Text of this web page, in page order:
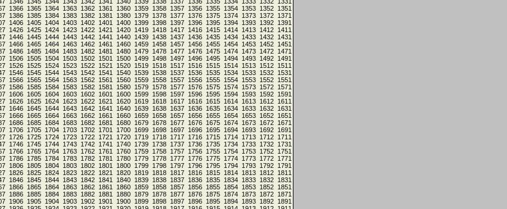
1351
1352
1353
1354
1355
1356
1357
1358
1359
1360
1361
1362
1363
1364
1365
1366
1371
1372
1373
1374
1375
1376
1377
1378
1379
1380
1381
1382
1383
1384
1385
1386
1391
1392
1393
1394
1395
1396
1397
1398
1399
1400
1401
1402
1403
1404
1405
1406
1411
1412
1413
1414
1415
1416
1417
1418
1419
1420
1421
1422
1423
1424
1425
1426
1431
1432
1433
1434
1435
1436
1437
1438
1439
1440
1441
1442
1443
1444
1445
1446
1451
1452
1453
1454
1455
1456
1457
1458
1459
1460
1461
1462
1463
1464
1465
1466
1471
1472
1473
1474
1475
1476
1477
1478
1479
1480
1481
1482
1483
1484
1485
1486
1491
1492
1493
1494
1495
1496
1497
1498
1499
1500
1501
1502
1503
1504
1505
1506
1511
1512
1513
1514
1515
1516
1517
1518
1519
1520
1521
1522
1523
1524
1525
1526
1531
1532
1533
1534
1535
1536
1537
1538
1539
1540
1541
1542
1543
1544
1545
1546
1551
1552
1553
1554
1555
1556
1557
1558
1559
1560
1561
1562
1563
1564
1565
1566
1571
1572
1573
1574
1575
1576
1577
1578
1579
1580
1581
1582
1583
1584
1585
1586
1591
1592
1593
1594
1595
1596
1597
1598
1599
1600
1601
1602
1603
1604
1605
1606
1611
1612
1613
1614
1615
1616
1617
1618
1619
1620
1621
1622
1623
1624
1625
1626
1631
1632
1633
1634
1635
1636
1637
1638
1639
1640
1641
1642
1643
1644
1645
1646
1651
1652
1653
1654
1655
1656
1657
1658
1659
1660
1661
1662
1663
1664
1665
1666
1671
1672
1673
1674
1675
1676
1677
1678
1679
1680
1681
1682
1683
1684
1685
1686
1691
1692
1693
1694
1695
1696
1697
1698
1699
1700
1701
1702
1703
1704
1705
1706
1711
1712
1713
1714
1715
1716
1717
1718
1719
1720
1721
1722
1723
1724
1725
1726
1731
1732
1733
1734
1735
1736
1737
1738
1739
1740
1741
1742
1743
1744
1745
1746
1751
1752
1753
1754
1755
1756
1757
1758
1759
1760
1761
1762
1763
1764
1765
1766
1771
1772
1773
1774
1775
1776
1777
1778
1779
1780
1781
1782
1783
1784
1785
1786
1791
1792
1793
1794
1795
1796
1797
1798
1799
1800
1801
1802
1803
1804
1805
1806
1811
1812
1813
1814
1815
1816
1817
1818
1819
1820
1821
1822
1823
1824
1825
1826
1831
1832
1833
1834
1835
1836
1837
1838
1839
1840
1841
1842
1843
1844
1845
1846
1851
1852
1853
1854
1855
1856
1857
1858
1859
1860
1861
1862
1863
1864
1865
1866
1871
1872
1873
1874
1875
1876
1877
1878
1879
1880
1881
1882
1883
1884
1885
1886
1891
1892
1893
1894
1895
1896
1897
1898
1899
1900
1901
1902
1903
1904
1905
1906